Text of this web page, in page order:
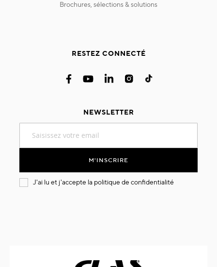
brochures, sélections & solutions
RESTEZ CONNECTÉ
NEWSLETTER
notre
M'INSCRIRE
J'ai lu et j'accepte la politique de confidentialité